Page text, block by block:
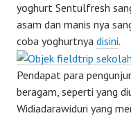
yoghurt Sentulfresh
asam dan manis nya
coba yoghurtnya disini.
Pendapat para
beragam, seperti yang
Widiadarawiduri yang